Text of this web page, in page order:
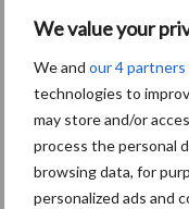
We value your
We and our 4 partners
technologies to
may store and/or
process the personal
browsing data, for
personalized ads and